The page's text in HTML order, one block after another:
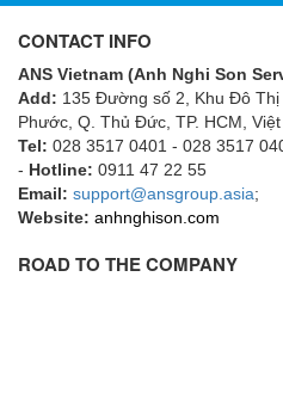
ELETTA
Elettrotek Kabel
ELGO Electronic
ELIS PLZEŇ
ELMEKO
ELMESS-Thermosystemtechnik
Eltex-Elektrostatik
CONTACT INFO
ANS Vietnam (Anh Nghi Son
Add: 135 Đường số 2, Khu Đô Thị
Phước, Q. Thủ Đức, TP. HCM ,
Tel: 028 3517 0401 - 028 3517
- Hotline: 0911 47 22 55
Email: support@ansgroup.asia;
Website: anhnghison.com
ROAD TO THE COMPANY